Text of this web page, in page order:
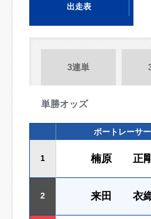
出走表
3連単
単勝オッズ
ボートレーサー
1 楠原 正
2 来田 衣